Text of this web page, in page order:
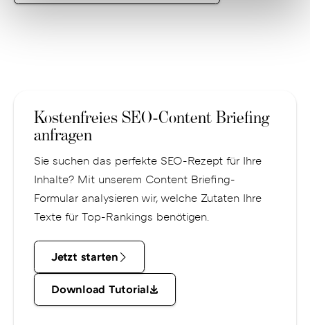
Kostenfreies SEO-Content Briefing
anfragen
Sie suchen das perfekte SEO-Rezept für Ihre
Inhalte? Mit unserem Content Briefing-
Formular analysieren wir, welche Zutaten Ihre
Texte für Top-Rankings benötigen.
Jetzt
starten
Jetzt starten
Download
Tutorial
Download Tutorial